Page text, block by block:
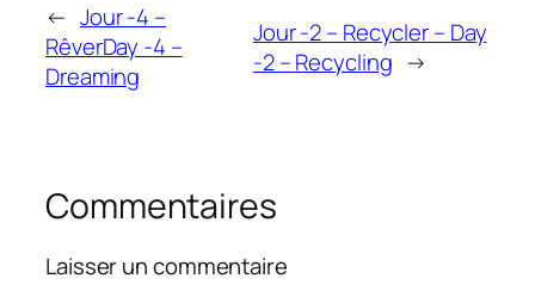
← Jour -4 –
RêverDay -4 –
Dreaming
Jour -2 – Recycler– Day
-2 – Recycling →
Commentaires
Laisser un commentaire